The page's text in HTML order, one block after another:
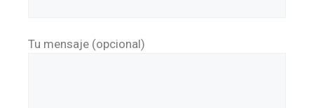
Tu mensaje (opcional)